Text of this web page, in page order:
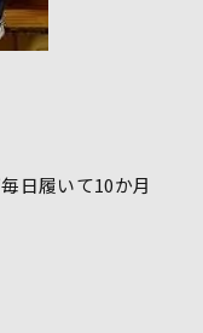
日履いて10か月